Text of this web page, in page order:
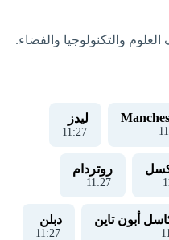
والتكنولوجيا والفضاء.
11
ليدز
11:27
روتردام
11:27
أبون تاين دبلن
11:27